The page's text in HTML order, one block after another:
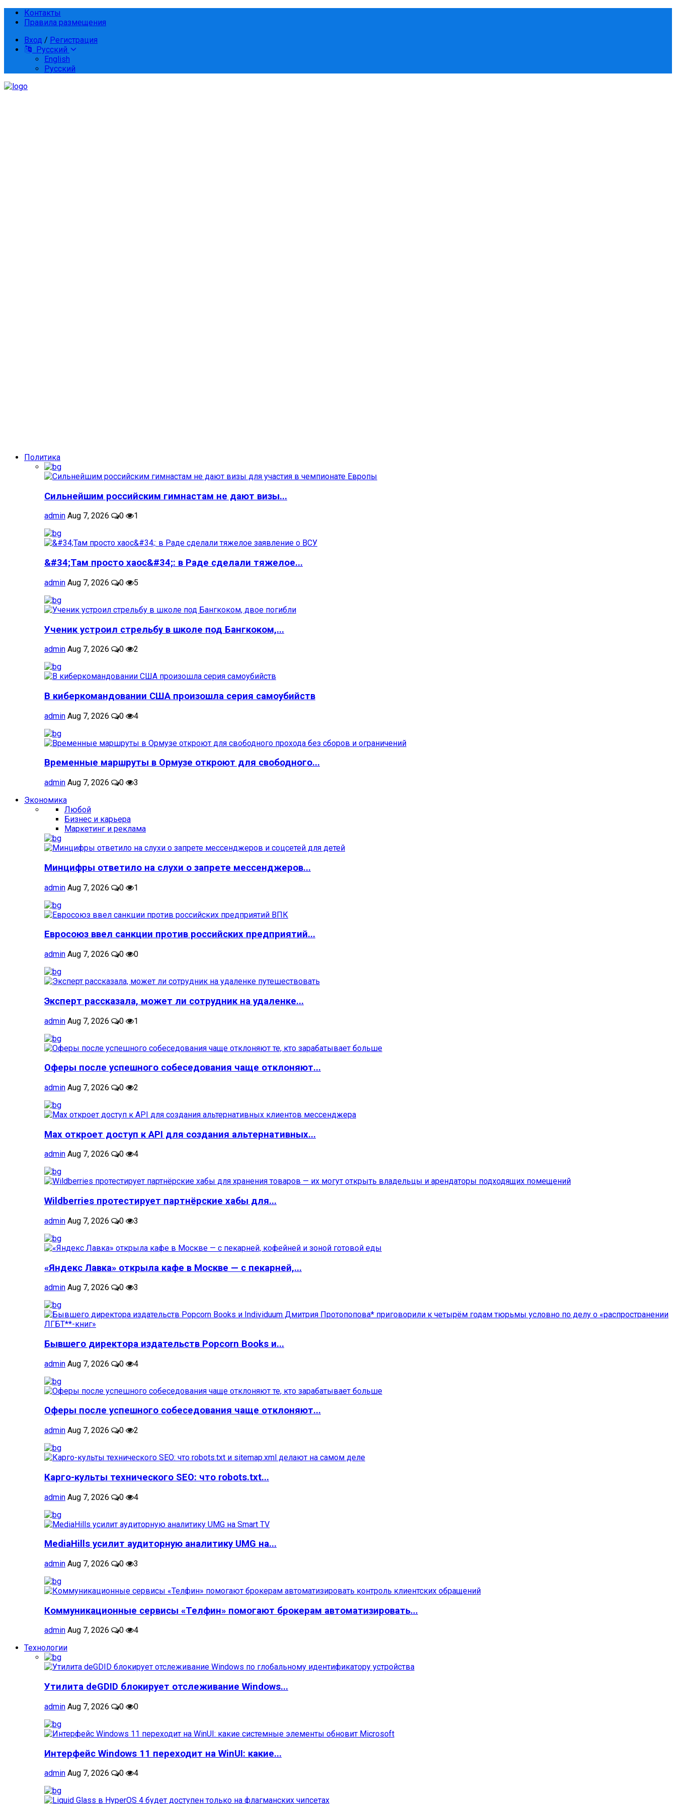
Контакты
Правила размещения
Вход / Регистрация
Русский
English
Русский
Политика
Сильнейшим российским гимнастам не дают визы...
admin Aug 7, 2026 0 1
&#34;Там просто хаос&#34;: в Раде сделали тяжелое...
admin Aug 7, 2026 0 5
Ученик устроил стрельбу в школе под Бангкоком,...
admin Aug 7, 2026 0 2
В киберкомандовании США произошла серия самоубийств
admin Aug 7, 2026 0 4
Временные маршруты в Ормузе откроют для свободного...
admin Aug 7, 2026 0
3
Экономика
Любой
Бизнес и карьера
Маркетинг и реклама
Минцифры ответило на слухи о запрете мессенджеров...
admin Aug 7, 2026 0 1
Евросоюз ввел санкции против российских предприятий...
admin Aug 7, 2026 0 0
Эксперт рассказала, может ли сотрудник на удаленке...
admin Aug 7, 2026 0 1
Оферы после успешного собеседования чаще отклоняют...
admin Aug 7, 2026 0 2
Max откроет доступ к API для создания альтернативных...
admin Aug 7, 2026 0 4
Wildberries протестирует партнёрские хабы для...
admin Aug 7, 2026 0 3
«Яндекс Лавка» открыла кафе в Москве — с пекарней,...
admin Aug 7, 2026 0 3
Бывшего директора издательств Popcorn Books и...
admin Aug 7, 2026 0 4
Оферы после успешного собеседования чаще отклоняют...
admin Aug 7, 2026 0 2
Карго-культы технического SEO: что robots.txt...
admin Aug 7, 2026 0 4
MediaHills усилит аудиторную аналитику UMG на...
admin Aug 7, 2026 0 3
Коммуникационные сервисы «Телфин» помогают брокерам автоматизировать...
admin Aug 7, 2026 0
4
Технологии
Утилита deGDID блокирует отслеживание Windows...
admin Aug 7, 2026 0 0
Интерфейс Windows 11 переходит на WinUI: какие...
admin Aug 7, 2026 0 4